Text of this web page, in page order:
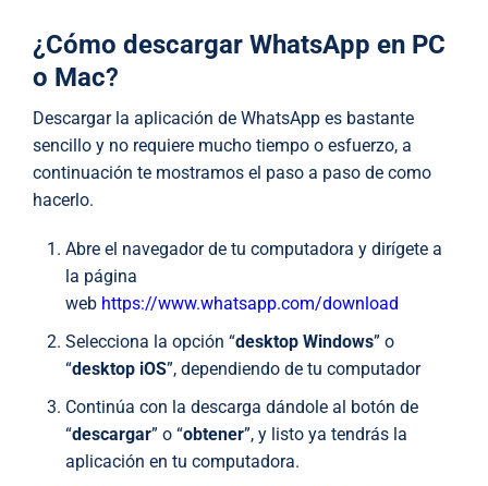
¿Cómo descargar WhatsApp en PC
o Mac?
Descargar la aplicación de WhatsApp es bastante
sencillo y no requiere mucho tiempo o esfuerzo, a
continuación te mostramos el paso a paso de como
hacerlo.
Abre el navegador de tu computadora y dirígete a
la página
web https://www.whatsapp.com/download
Selecciona la opción “desktop Windows” o
“desktop iOS”, dependiendo de tu computador
Continúa con la descarga dándole al botón de
“descargar” o “obtener”, y listo ya tendrás la
aplicación en tu computadora.